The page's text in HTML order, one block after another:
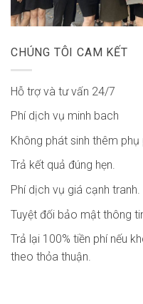
CHÚNG TÔI CAM KẾT
Hỗ trợ và tư vấn 24/7
Phí dịch vụ minh bach
Không phát sinh thêm phụ
Trả kết quả đúng hẹn.
Phí dịch vụ giá cạnh tranh.
Tuyệt đối bảo mật thông
Trả lại 100% tiền phí nếu
theo thỏa thuận.